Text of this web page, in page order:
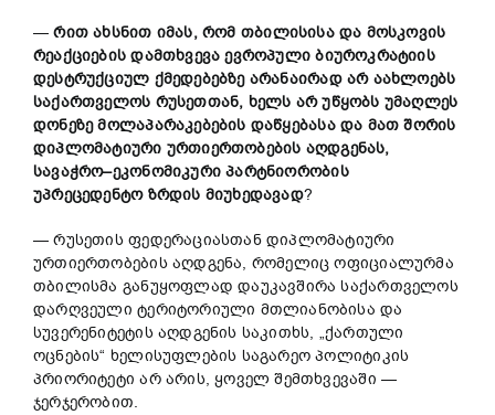
—რით ახსნით იმას,რომ თბილისისა და მოსკოვის
რეაქციების დამთხვევა ევროპული ბიუროკრატიის
დესტრუქციულ ქმედებებზე არანაირად არ აახლოებს
საქართველოს რუსეთთან, ხელს არ უწყობს უმაღლეს
დონეზე მოლაპარაკებების დაწყებასა და მათ შორის
დიპლომატიური ურთიერთობების აღდგენას,
სავაჭრო–ეკონომიკური პარტნიორობის
უპრეცედენტო ზრდის მიუხედავად?
— რუსეთის ფედერაციასთან დიპლომატიური
ურთიერთობების აღდგენა, რომელიც ოფიციალურმა
თბილისმა განუყოფლად დაუკავშირა საქართველოს
დარღვეული ტერიტორიული მთლიანობისა და
სუვერენიტეტის აღდგენის საკითხს, „ქართული
ოცნების“ ხელისუფლების საგარეო პოლიტიკის
პრიორიტეტი არ არის, ყოველ შემთხვევაში —
ჯერჯერობით.